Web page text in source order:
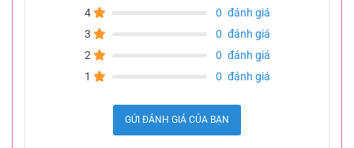
4
0 đánh giá
3
0 đánh giá
2
0 đánh giá
1
0 đánh giá
GỬI ĐÁNH GIÁ CỦA BẠN